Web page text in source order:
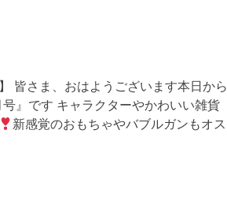
皆さま、おはようございます本日から
』です キャラクターやかわいい雑貨
新感覚のおもちゃやバブルガンもオス